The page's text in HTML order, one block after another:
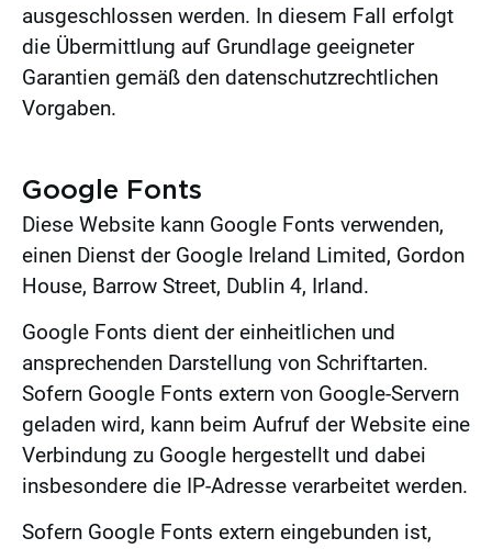
ausgeschlossen werden. In diesem Fall erfolgt
die Übermittlung auf Grundlage geeigneter
Garantien gemäß den datenschutzrechtlichen
Vorgaben.
Google Fonts
Diese Website kann Google Fonts verwenden,
einen Dienst der Google Ireland Limited, Gordon
House, Barrow Street, Dublin 4, Irland.
Google Fonts dient der einheitlichen und
ansprechenden Darstellung von Schriftarten.
Sofern Google Fonts extern von Google-Servern
geladen wird, kann beim Aufruf der Website eine
Verbindung zu Google hergestellt und dabei
insbesondere die IP-Adresse verarbeitet werden.
Sofern Google Fonts extern eingebunden ist,